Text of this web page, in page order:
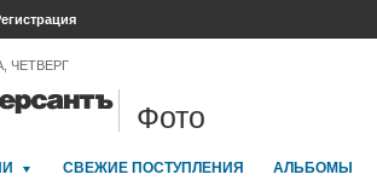
ЧЕТВЕРГ
Фото
СВЕЖИЕ ПОСТУПЛЕНИЯ АЛЬБОМЫ